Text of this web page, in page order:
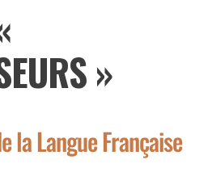
»
la Langue Française